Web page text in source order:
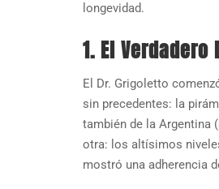
longevidad.
1. El
El Dr. Grigoletto
sin precedentes: la
también de la Argentina
otra: los altísimos
mostró una adherencia